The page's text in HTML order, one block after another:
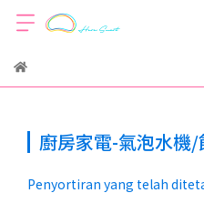
廚房家電-氣泡水機/
Penyortiran yang telah